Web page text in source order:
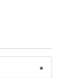
×